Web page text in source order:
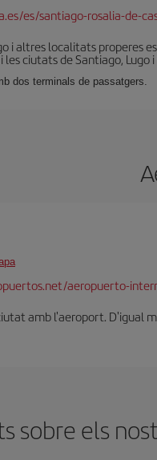
es/santiago-rosalia-de-
i altres localitats properes
ciutats de Santiago,
dos terminals de passatgers.
aeropuerto-
amb l'aeroport. D'igual
sobre els